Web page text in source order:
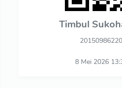
Timbul
20150986220
8 Mei 2026